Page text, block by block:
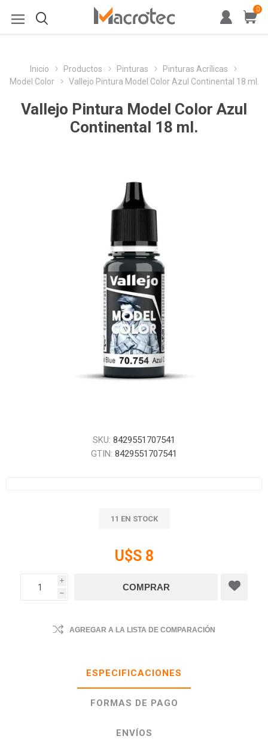
0
Inicio Productos Pinturas
Pinturas Acrílicas
Model Color
Vallejo Pintura Model Color Azul Continental 18 ml.
Vallejo Pintura Model Color Azul
Continental 18 ml.
SKU: 8429551707541
GTIN: 8429551707541
11 EN STOCK
U$S 8
i
h
AGREGAR A LA LISTA DE COMPARACIÓN
ESPECIFICACIONES
FORMAS DE PAGO
ENVÍOS